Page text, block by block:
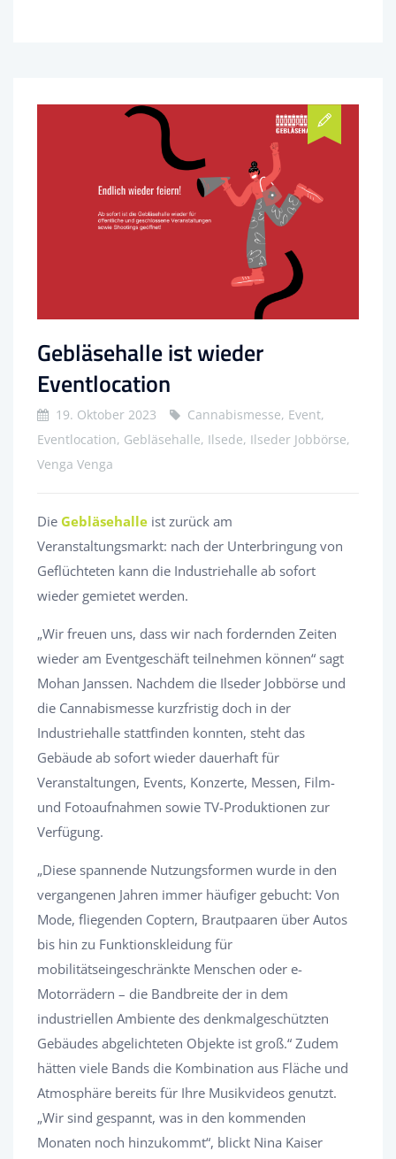
Gebläsehalle ist wieder
Eventlocation
19. Oktober 2023
Cannabismesse, Event,
Eventlocation, Gebläsehalle, Ilsede, Ilseder Jobbörse,
Venga Venga
Die Gebläsehalle ist zurück am
Veranstaltungsmarkt: nach der Unterbringung von
Geflüchteten kann die Industriehalle ab sofort
wieder gemietet werden.
„Wir freuen uns, dass wir nach fordernden Zeiten
wieder am Eventgeschäft teilnehmen können“ sagt
Mohan Janssen. Nachdem die Ilseder Jobbörse und
die Cannabismesse kurzfristig doch in der
Industriehalle stattfinden konnten, steht das
Gebäude ab sofort wieder dauerhaft für
Veranstaltungen, Events, Konzerte, Messen, Film-
und Fotoaufnahmen sowie TV-Produktionen zur
Verfügung.
„Diese spannende Nutzungsformen wurde in den
vergangenen Jahren immer häufiger gebucht: Von
Mode, fliegenden Coptern, Brautpaaren über Autos
bis hin zu Funktionskleidung für
mobilitätseingeschränkte Menschen oder e-
Motorrädern – die Bandbreite der in dem
industriellen Ambiente des denkmalgeschützten
Gebäudes abgelichteten Objekte ist groß.“ Zudem
hätten viele Bands die Kombination aus Fläche und
Atmosphäre bereits für Ihre Musikvideos genutzt.
„Wir sind gespannt, was in den kommenden
Monaten noch hinzukommt“, blickt Nina Kaiser